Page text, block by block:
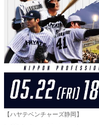
【ハヤテベンチャーズ静岡】